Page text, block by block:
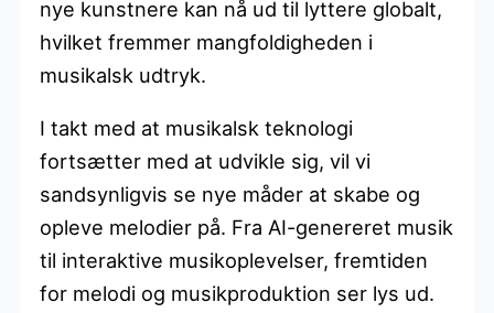
nye kunstnere kan nå ud til lyttere globalt,
hvilket fremmer mangfoldigheden i
musikalsk udtryk.
I takt med at musikalsk teknologi
fortsætter med at udvikle sig, vil vi
sandsynligvis se nye måder at skabe og
opleve melodier på. Fra AI-genereret musik
til interaktive musikoplevelser, fremtiden
for melodi og musikproduktion ser lys ud.